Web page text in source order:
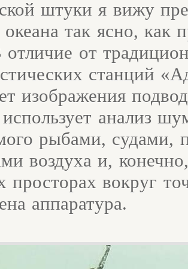
штуки я вижу
океана так ясно, как
отличие от
станций
изображения
анализ
рыбами, судами,
воздуха и,
просторах вокруг
аппаратура.